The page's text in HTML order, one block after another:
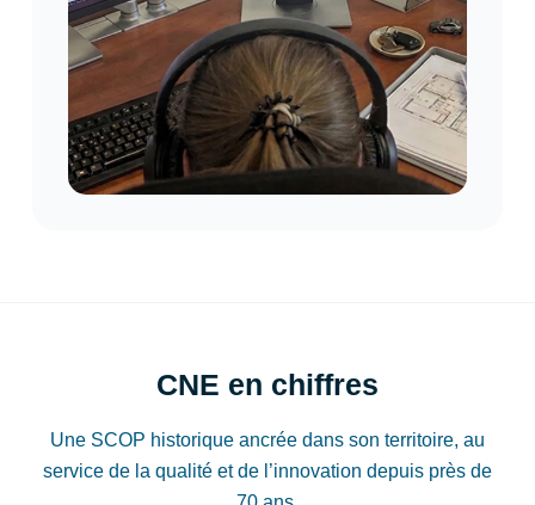
CNE en chiffres
Une SCOP historique ancrée dans son territoire, au
service de la qualité et de l’innovation depuis près de